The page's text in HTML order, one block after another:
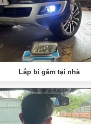
Lắp bi gầm tại nhà